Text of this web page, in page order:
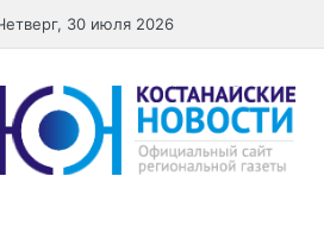
30 июля 2026